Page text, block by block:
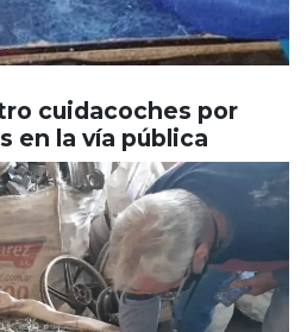
cuidacoches por
en la vía pública